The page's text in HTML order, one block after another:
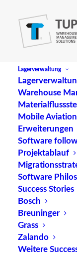
Lagerverwaltung
Warehouse
Mobile
Erweiterungen
Software
Projektablauf
Software
Success Stories
Bosch
Breuninger
Grass
Zalando
Weitere
Secure
(abgek. SET) ist
Transaktion,
über das
Quelle: